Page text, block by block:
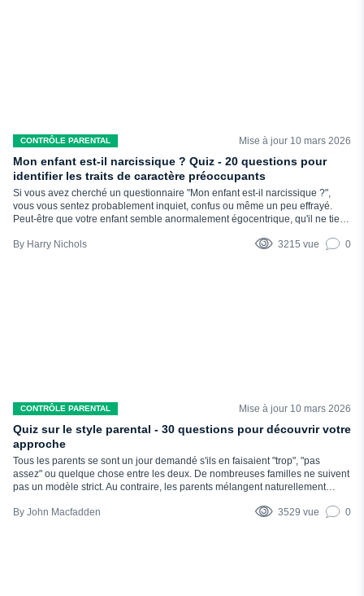
CONTRÔLE PARENTAL Mise à jour 10 mars 2026
Mon enfant est-il narcissique ? Quiz - 20 questions pour
identifier les traits de caractère préoccupants
Si vous avez cherché un questionnaire "Mon enfant est-il narcissique ?",
vous vous sentez probablement inquiet, confus ou même un peu effrayé.
Peut-être que votre enfant semble anormalement égocentrique, qu'il ne tient
ce qu'il veut. Vous n'êtes pas seul. De nombreux parents remarquent des
Harry Nichols 3215 vue 0
CONTRÔLE PARENTAL Mise à jour 10 mars 2026
Quiz sur le style parental - 30 questions pour découvrir votre
approche
Tous les parents se sont un jour demandé s'ils en faisaient "trop", "pas
assez" ou quelque chose entre les deux. De nombreuses familles ne suivent
pas un modèle strict. Au contraire, les parents mélangent naturellement
et de la situation qui se présente à eux. Votre approche parentale détermine
John Macfadden 3529 vue 0